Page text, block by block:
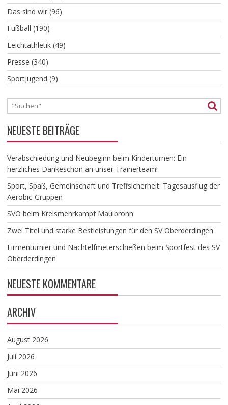
Das sind wir(96)
Fußball (190)
Leichtathletik(49)
Presse (340)
Sportjugend (9)
NEUESTE BEITRÄGE
Verabschiedung und Neubeginn beim Kinderturnen: Ein
herzliches Dankeschön an unser Trainerteam!
​Sport, Spaß, Gemeinschaft und Treffsicherheit: Tagesausflug der
Aerobic-Gruppen
SVO beim Kreismehrkampf Maulbronn
Zwei Titel und starke Bestleistungen für den SV Oberderdingen
Firmenturnier und Nachtelfmeterschießen beim Sportfest des SV
Oberderdingen
NEUESTE KOMMENTARE
ARCHIV
August 2026
Juli 2026
Juni 2026
Mai 2026